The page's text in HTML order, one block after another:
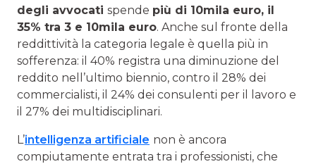
degli avvocati spende più di 10mila euro, il
35% tra 3 e 10mila euro. Anche sul fronte della
reddittività la categoria legale è quella più in
sofferenza: il 40% registra una diminuzione del
reddito nell’ultimo biennio, contro il 28% dei
commercialisti, il 24% dei consulenti per il lavoro e
il 27% dei multidisciplinari.
L’intelligenza artificiale non è ancora
compiutamente entrata tra i professionisti, che